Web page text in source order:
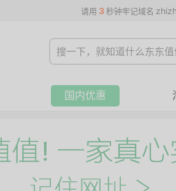
请用 3 秒钟牢记域名
国内优惠